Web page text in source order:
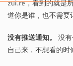
zui.re，看到的就是
道你是谁，也不需要
没有推送通知。
没
自己来，不想看的时